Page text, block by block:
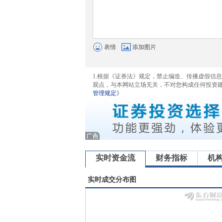
表情 添加图片
1.根据《证券法》规定，禁止编造、传播虚假信
观点，与本网站立场无关，不对您构成任何投资
管理规定》
实时资金流 财务指标 机
实时成交分布图